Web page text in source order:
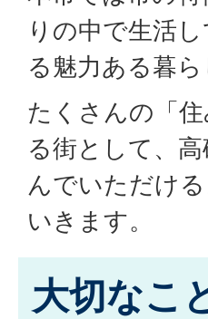
りの中で生活
る魅力ある暮
たくさんの「
る街として、
んでいただけ
いきます。
大切なこ